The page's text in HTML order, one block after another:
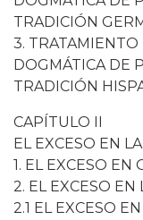
TRADICIÓN
3.
DOGMÁTICA DE
TRADICIÓN
CAPÍTULO II
EL EXCESO EN
1. EL EXCESO EN
2. EL EXCESO
2.1 EL EXCESO